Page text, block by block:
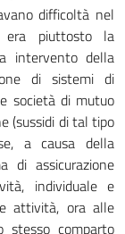
difficoltà nel
era piuttosto la
intervento della
di sistemi di
società di mutuo
(sussidi di tal tipo
a causa della
di assicurazione
individuale e
attività, ora alle
stesso comparto